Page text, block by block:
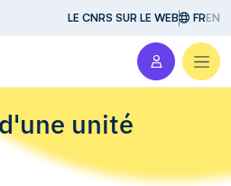
LE CNRS SUR LE WEB FREN
unité